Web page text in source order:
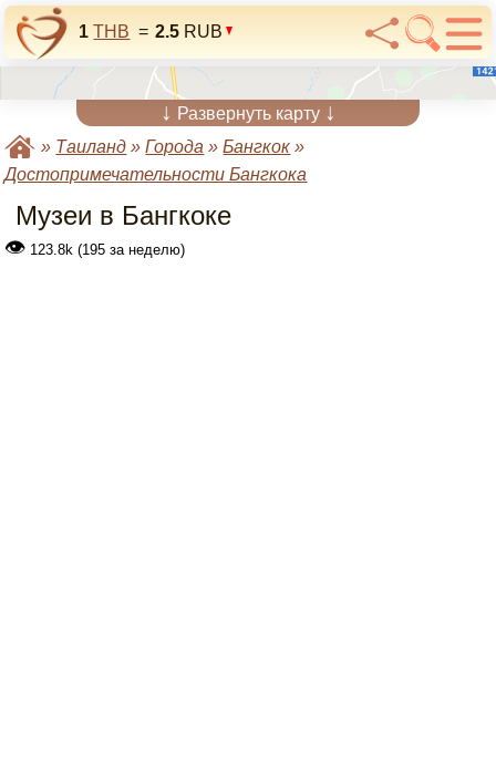
1 THB = 2.5 RUB
↓ Развернуть карту ↓
» Таиланд »Города »Бангкок »
Достопримечательности Бангкока
Музеи в Бангкоке
👁 123.8k (195 за неделю)